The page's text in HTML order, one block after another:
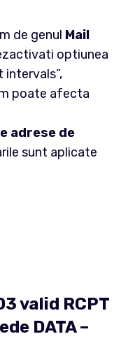
de genul Mail
optiunea
intervals”,
poate afecta
adrese de
sunt aplicate
valid RCPT
DATA –